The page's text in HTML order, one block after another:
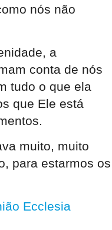
nós não
a
conta de nós
tudo o que ela
que Ele está
muito, muito
para estarmos os
Ecclesia